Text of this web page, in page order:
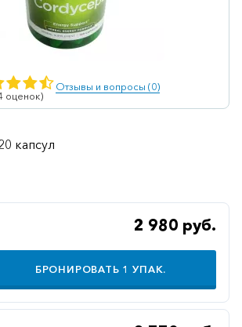
оценок)
Отзывы и вопросы (0)
капсул
2 980 руб.
БРОНИРОВАТЬ 1 УПАК.